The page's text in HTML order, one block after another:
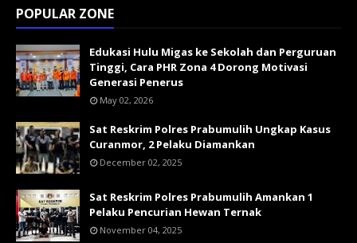
POPULAR ZONE
Edukasi Hulu Migas ke Sekolah dan Perguruan
Tinggi, Cara PHR Zona 4 Dorong Motivasi
Generasi Penerus
May 02, 2026
Sat Reskrim Polres Prabumulih Ungkap Kasus
Curanmor, 2 Pelaku Diamankan
December 02, 2025
Sat Reskrim Polres Prabumulih Amankan 1
Pelaku Pencurian Hewan Ternak
November 04, 2025